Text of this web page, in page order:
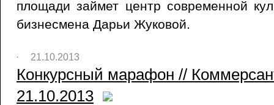
площади займет центр современной
бизнесмена Дарьи Жуковой.
21.10.2013
Конкурсный марафон //
21.10.2013